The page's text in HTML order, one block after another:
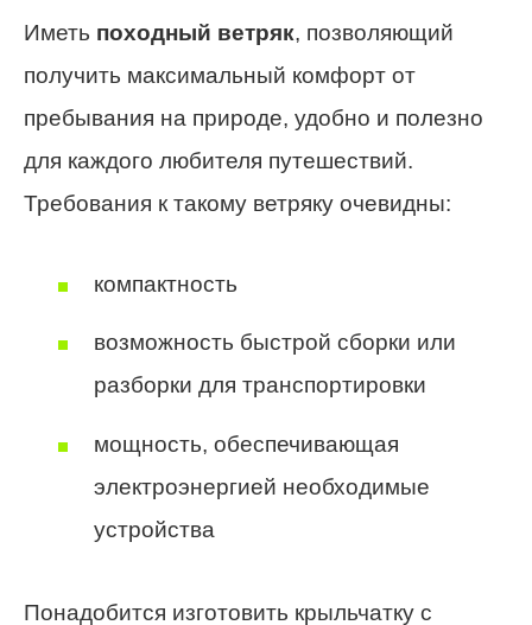
Иметь походный ветряк, позволяющий
получить максимальный комфорт от
пребывания на природе, удобно и полезно
для каждого любителя путешествий.
Требования к такому ветряку очевидны:
компактность
возможность быстрой сборки или
разборки для транспортировки
мощность, обеспечивающая
электроэнергией необходимые
устройства
Понадобится изготовить крыльчатку с